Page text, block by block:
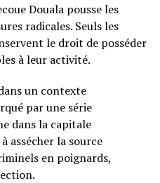
Douala pousse les
radicales. Seuls les
le droit de posséder
à leur activité.
un contexte
par une série
dans la capitale
assécher la source
en poignards,